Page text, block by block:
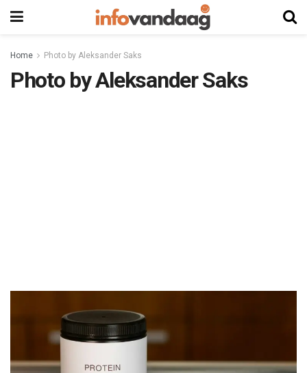
Home Photo by Aleksander Saks
Photo by Aleksander Saks